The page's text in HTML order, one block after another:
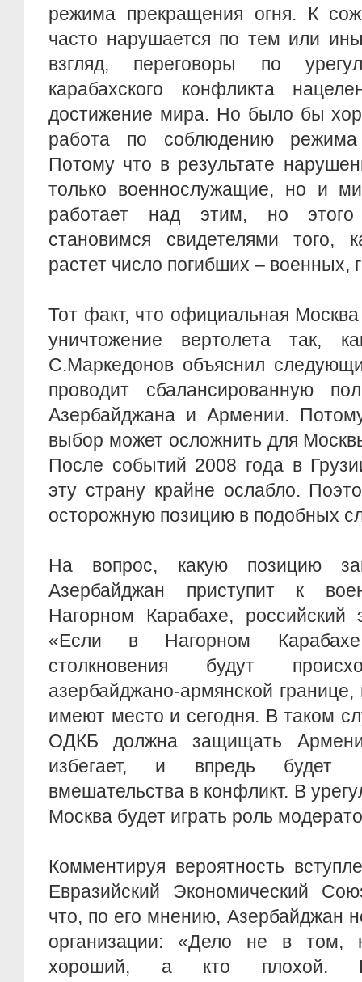
режима прекращения огня. К
часто нарушается по тем или
взгляд, переговоры по
карабахского конфликта
достижение мира. Но было бы
работа по соблюдению режима
Потому что в результате
только военнослужащие, но и
работает над этим, но
становимся свидетелями
растет число погибших – военных,
Тот факт, что официальная
уничтожение вертолета так,
С.Маркедонов объяснил
проводит сбалансированную
Азербайджана и Армении.
выбор может осложнить для
После событий 2008 года в
эту страну крайне ослабло.
осторожную позицию в подобных
На вопрос, какую позицию
Азербайджан приступит к
Нагорном Карабахе, российский
«Если в Нагорном
столкновения будут
азербайджано-армянской
имеют место и сегодня. В таком
ОДКБ должна защищать
избегает, и впредь будет
вмешательства в конфликт. В
Москва будет играть роль
Комментируя вероятность
Евразийский Экономический
что, по его мнению, Азербайджан
организации: «Дело не в том,
хороший, а кто плохой.